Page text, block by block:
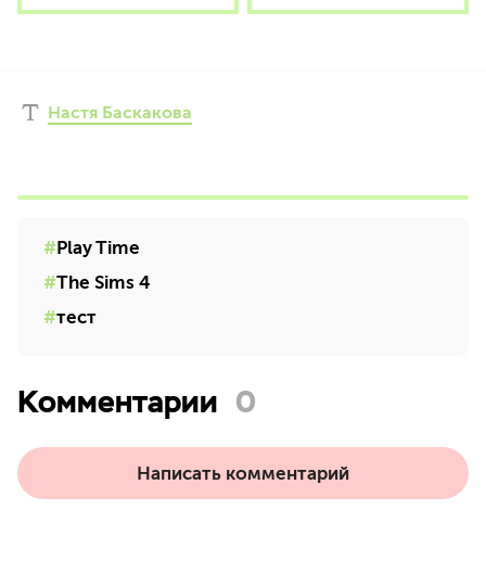
Настя Баскакова
Play Time
The Sims 4
тест
Комментарии 0
Написать комментарий